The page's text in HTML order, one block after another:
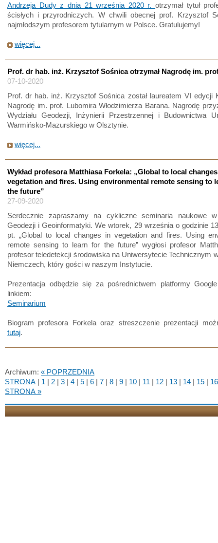
Andrzeja Dudy z dnia 21 września 2020 r.otrzymał tytuł
ścisłych i przyrodniczych. W chwili obecnej prof. Krzysztof
najmłodszym profesorem tytularnym w Polsce. Gratulujemy!
więcej...
Prof. dr hab. inż. Krzysztof Sośnica otrzymał Nagrodę im.
07-10-2020
Prof. dr hab. inż. Krzysztof Sośnica został laureatem VI edycji
Nagrodę im. prof. Lubomira Włodzimierza Barana. Nagrodę
Wydziału Geodezji, Inżynierii Przestrzennej i Budownictwa
Warmińsko-Mazurskiego w Olsztynie.
więcej...
Wykład profesora Matthiasa Forkela: „Global to local
vegetation and fires. Using environmental remote sensing to
the future”
27-09-2020
Serdecznie zapraszamy na cykliczne seminaria naukowe
Geodezji i Geoinformatyki. We wtorek, 29 września o godzinie
pt. „Global to local changes in vegetation and fires. Using
remote sensing to learn for the future” wygłosi profesor
profesor teledetekcji środowiska na Uniwersytecie Technicznym
Niemczech, który gości w naszym Instytucie.
Prezentacja odbędzie się za pośrednictwem platformy
linkiem:
Seminarium
Biogram profesora Forkela oraz streszczenie prezentacji
tutaj.
Archiwum: « POPRZEDNIA
STRONA | 1 | 2 | 3 | 4 | 5 | 6 | 7 | 8 | 9 | 10 | 11 | 12 | 13 | 14 | 15 | 16
STRONA »